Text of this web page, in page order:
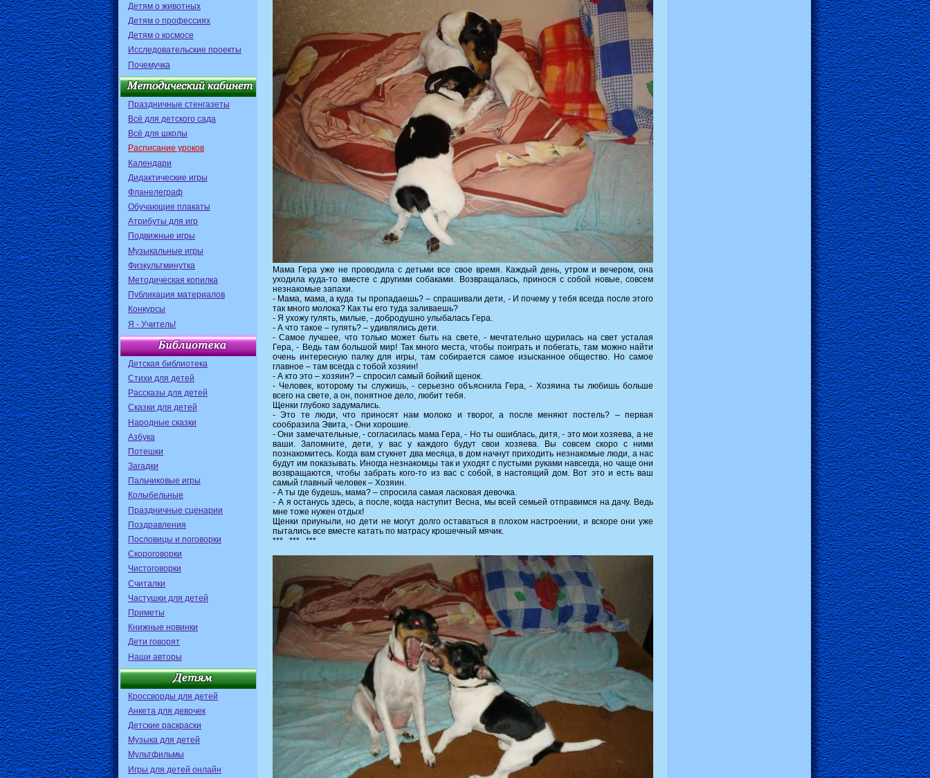
Детям о животных
Детям о профессиях
Детям о космосе
Исследовательские проекты
Почемучка
Праздничные стенгазеты
Всё для детского сада
Всё для школы
Расписание уроков
Календари
Дидактические игры
Фланелеграф
Обучающие плакаты
Атрибуты для игр
Подвижные игры
Музыкальные игры
Физкультминутка
Методическая копилка
Публикация материалов
Конкурсы
Я - Учитель!
Детская библиотека
Стихи для детей
Рассказы для детей
Сказки для детей
Народные сказки
Азбука
Потешки
Загадки
Пальчиковые игры
Колыбельные
Праздничные сценарии
Поздравления
Пословицы и поговорки
Скороговорки
Чистоговорки
Считалки
Частушки для детей
Приметы
Книжные новинки
Дети говорят
Наши авторы
Кроссворды для детей
Анкета для девочек
Детские раскраски
Музыка для детей
Мультфильмы
Игры для детей онлайн
Мама Гера уже не проводила с детьми все свое время. Каждый день, утром и вечером, она
уходила куда-то вместе с другими собаками. Возвращалась, принося с собой новые, совсем
незнакомые запахи.
- Мама, мама, а куда ты пропадаешь? – спрашивали дети, - И почему у тебя всегда после этого
так много молока? Как ты его туда заливаешь?
- Я ухожу гулять, милые, - добродушно улыбалась Гера.
- А что такое – гулять? – удивлялись дети.
- Самое лучшее, что только может быть на свете, - мечтательно щурилась на свет усталая
Гера, - Ведь там большой мир! Так много места, чтобы поиграть и побегать, там можно найти
очень интересную палку для игры, там собирается самое изысканное общество. Но самое
главное – там всегда с тобой хозяин!
- А кто это – хозяин? – спросил самый бойкий щенок.
- Человек, которому ты служишь, - серьезно объяснила Гера, - Хозяина ты любишь больше
всего на свете, а он, понятное дело, любит тебя.
Щенки глубоко задумались.
- Это те люди, что приносят нам молоко и творог, а после меняют постель? – первая
сообразила Эвита, - Они хорошие.
- Они замечательные, - согласилась мама Гера, - Но ты ошиблась, дитя, - это мои хозяева, а не
ваши. Запомните, дети, у вас у каждого будут свои хозяева. Вы совсем скоро с ними
познакомитесь. Когда вам стукнет два месяца, в дом начнут приходить незнакомые люди, а нас
будут им показывать. Иногда незнакомцы так и уходят с пустыми руками навсегда, но чаще они
возвращаются, чтобы забрать кого-то из вас с собой, в настоящий дом. Вот это и есть ваш
самый главный человек – Хозяин.
- А ты где будешь, мама? – спросила самая ласковая девочка.
- А я останусь здесь, а после, когда наступит Весна, мы всей семьей отправимся на дачу. Ведь
мне тоже нужен отдых!
Щенки приуныли, но дети не могут долго оставаться в плохом настроении, и вскоре они уже
пытались все вместе катать по матрасу крошечный мячик.
*** *** ***